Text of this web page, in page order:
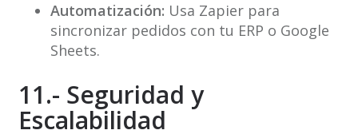
Automatización: Usa Zapier para
sincronizar pedidos con tu ERP o Google
Sheets.
11.- Seguridad y
Escalabilidad